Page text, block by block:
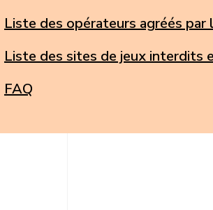
Liste des opérateurs agréés par
Liste des sites de jeux interdits
FAQ